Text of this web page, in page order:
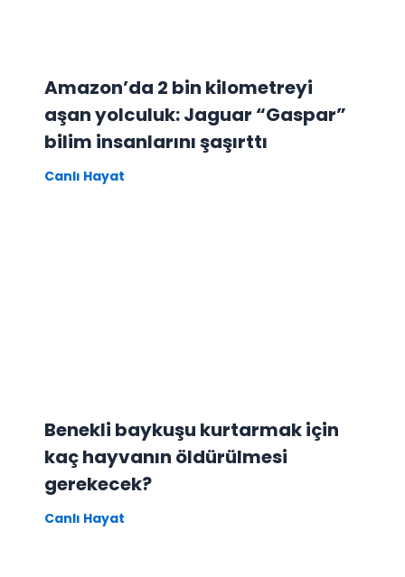
Amazon’da 2 bin kilometreyi
aşan yolculuk: Jaguar “Gaspar”
bilim insanlarını şaşırttı
Canlı Hayat
Benekli baykuşu kurtarmak için
kaç hayvanın öldürülmesi
gerekecek?
Canlı Hayat